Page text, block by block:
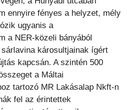
ennyire fényes a helyzet, mély
ugyanis a
a NER-közeli bányából
károsultjainak ígért
kapcsán. A szintén 500
a Máltai
tartozó MR Lakásalap Nkft-n
fel az érintettek